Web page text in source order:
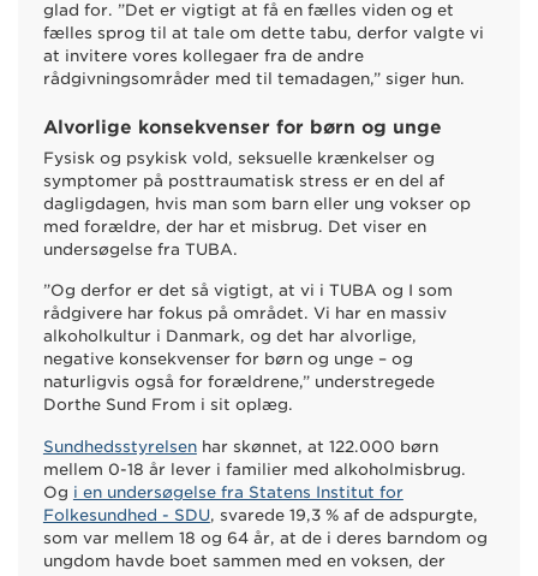
glad for. ”Det er vigtigt at få en fælles viden og et
fælles sprog til at tale om dette tabu, derfor valgte vi
at invitere vores kollegaer fra de andre
rådgivningsområder med til temadagen,” siger hun.
Alvorlige konsekvenser for børn og unge
Fysisk og psykisk vold, seksuelle krænkelser og
symptomer på posttraumatisk stress er en del af
dagligdagen, hvis man som barn eller ung vokser op
med forældre, der har et misbrug. Det viser en
undersøgelse fra TUBA.
”Og derfor er det så vigtigt, at vi i TUBA og I som
rådgivere har fokus på området. Vi har en massiv
alkoholkultur i Danmark, og det har alvorlige,
negative konsekvenser for børn og unge – og
naturligvis også for forældrene,” understregede
Dorthe Sund From i sit oplæg.
Sundhedsstyrelsenhar skønnet, at 122.000 børn
mellem 0-18 år lever i familier med alkoholmisbrug.
Og i en undersøgelse fra Statens Institut for
Folkesundhed - SDU, svarede 19,3 % af de adspurgte,
som var mellem 18 og 64 år, at de i deres barndom og
ungdom havde boet sammen med en voksen, der